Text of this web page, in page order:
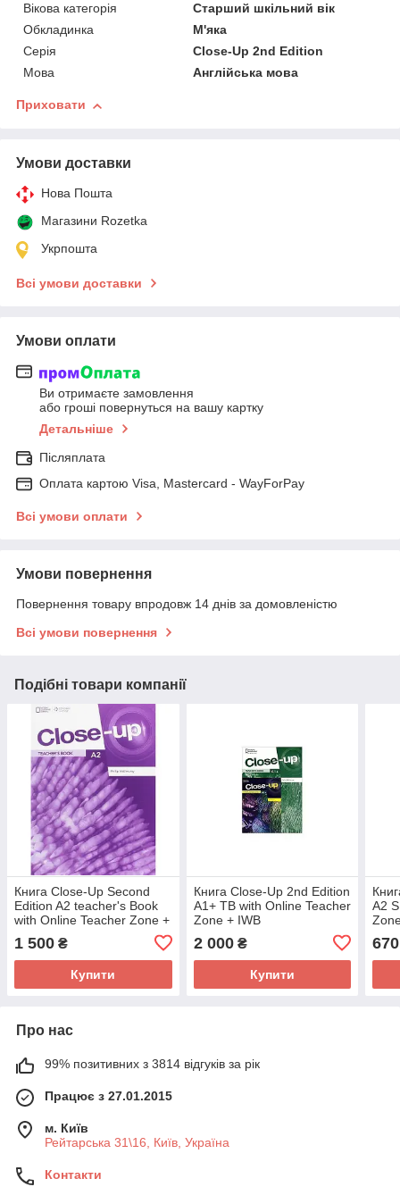
Вікова категорія
Старший шкільний вік
Обкладинка
М'яка
Серія
Close-Up 2nd Edition
Мова
Англійська мова
Приховати
Умови доставки
Нова Пошта
Магазини Rozetka
Укрпошта
Всі умови доставки
Умови оплати
Ви отримаєте замовлення
або гроші повернуться на вашу картку
Детальніше
Післяплата
Оплата картою Visa, Mastercard - WayForPay
Всі умови оплати
Умови повернення
Повернення товару впродовж 14 днів за домовленістю
Всі умови повернення
Подібні товари компанії
Книга Close-Up Second
Edition A2 teacher's Book
with Online Teacher Zone +
(9781408096925) ABC
1 500 ₴
Купити
Книга Close-Up 2nd Edition
A1+ TB with Online Teacher
Zone + IWB
(9781408098295) National
Geographic Learning
2 000₴
Купити
A2
670
Про нас
99% позитивних з 3814 відгуків за рік
Працює з 27.01.2015
м. Київ
Рейтарська 31\16, Київ, Україна
Контакти